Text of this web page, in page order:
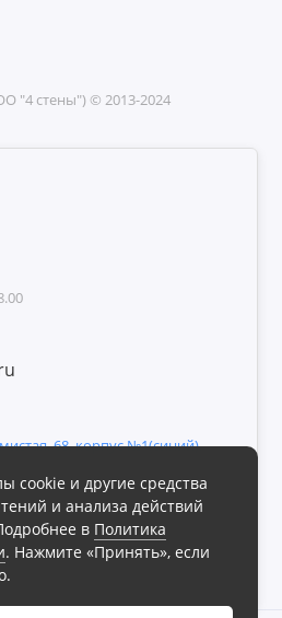
cookie и другие средства
и анализа действий
в Политика
. Нажмите «Принять», если
"4 стены") © 2013-2024
68, корпус №1(синий),